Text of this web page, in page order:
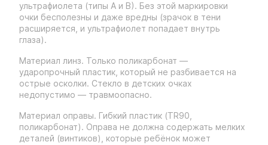
ультрафиолета (типы А и В). Без этой маркировки
очки бесполезны и даже вредны (зрачок в тени
расширяется, и ультрафиолет попадает внутрь
глаза).
Материал линз. Только поликарбонат —
ударопрочный пластик, который не разбивается на
острые осколки. Стекло в детских очках
недопустимо — травмоопасно.
Материал оправы. Гибкий пластик (TR90,
поликарбонат). Оправа не должна содержать мелких
деталей (винтиков), которые ребёнок может